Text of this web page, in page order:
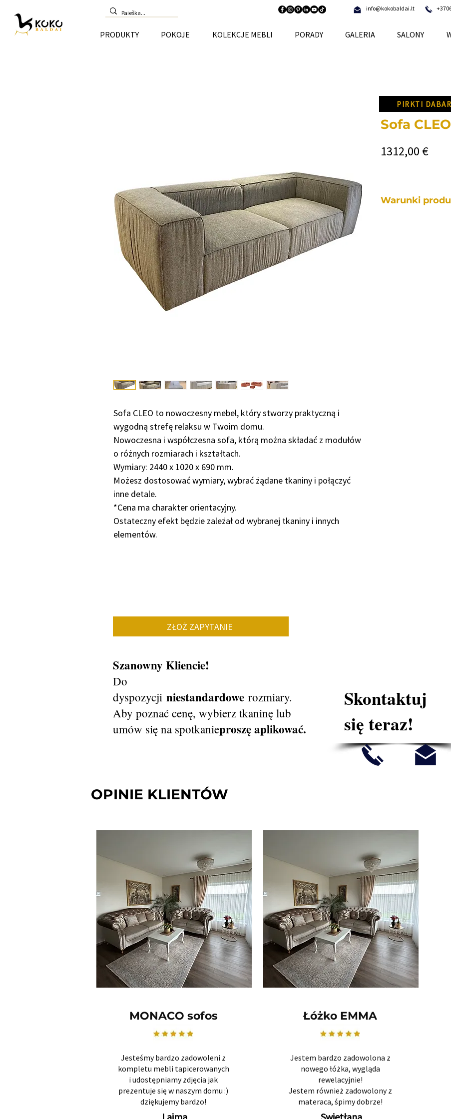
info@kokobaldai.lt
PRODUKTY POKOJE KOLEKCJE MEBLI PORADY GALERIA SALONY
Sofa CLEO to nowoczesny mebel, który stworzy praktyczną i
wygodną strefę relaksu w Twoim domu.
Nowoczesna i współczesna sofa, którą można składać z modułów
o różnych rozmiarach i kształtach.
Wymiary: 2440 x 1020 x 690 mm.
Możesz dostosować wymiary, wybrać żądane tkaniny i połączyć
inne detale.
*Cena ma charakter orientacyjny.
Ostateczny efekt będzie zależał od wybranej tkaniny i innych
elementów.
Sofa CLEO
1312,00 €Cena
Warunki
PIRKTI DABAR
ZŁOŻ ZAPYTANIE
Szanowny Kliencie!
Do
dyspozycji niestandardowe rozmiary.
Aby poznać cenę, wybierz tkaninę lub
umów się na spotkanieproszę aplikować.
Skontaktuj
się teraz!
OPINIE KLIENTÓW
MONACO sofos
Jesteśmy bardzo zadowoleni z
kompletu mebli tapicerowanych
i udostępniamy zdjęcia jak
prezentuje się w naszym domu :)
dziękujemy bardzo!
Łóżko EMMA
Jestem bardzo zadowolona z
nowego łóżka, wygląda
rewelacyjnie!
Jestem również zadowolony z
materaca, śpimy dobrze!